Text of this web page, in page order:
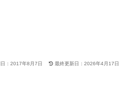
日：2017年8月7日 最終更新日：2026年4月17日